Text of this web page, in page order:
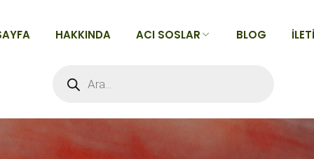
HAKKINDA ACI SOSLAR
Acılarına Göre
Tatlarına Göre
BLOG
search